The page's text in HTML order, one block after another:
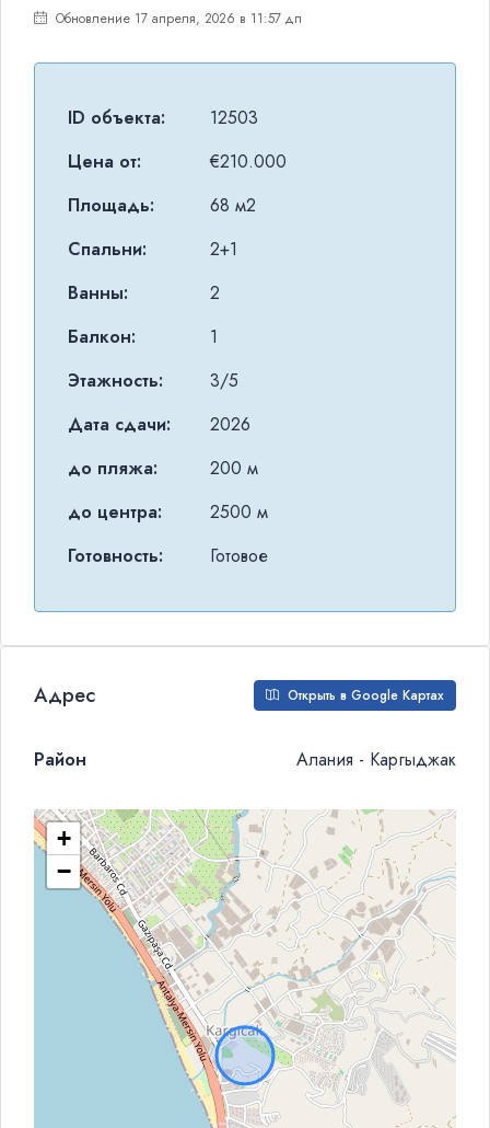
Обновление 17 апреля, 2026 в 11:57 дп
ID объекта:
12503
Цена от:
€210.000
Площадь:
68 м2
Спальни:
2+1
Ванны:
2
Балкон:
1
Этажность:
3/5
Дата сдачи:
2026
до пляжа:
200 м
до центра:
2500 м
Готовность:
Готовое
Адрес Открыть в Google Картах
Район Алания - Каргыджак
+
−